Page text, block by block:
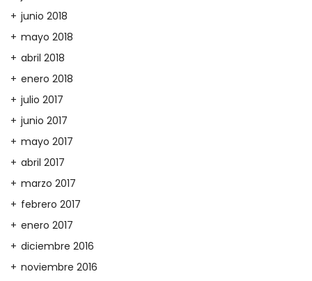
junio 2018
mayo 2018
abril 2018
enero 2018
julio 2017
junio 2017
mayo 2017
abril 2017
marzo 2017
febrero 2017
enero 2017
diciembre 2016
noviembre 2016